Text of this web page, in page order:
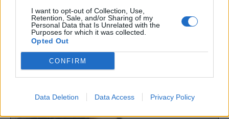
I want to opt-out of Collection, Use,
Retention, Sale, and/or Sharing of my
Personal Data that Is Unrelated with the
Purposes for which it was collected.
Opted Out
CONFIRM
Data Deletion Data Access Privacy Policy
ανοιχτή πλάτη, έναν ώμο ή διακριτικά cut-outs
δίνουν μια πιο fashion-forward πινελιά. Δες
παρακάτω τα αγαπημένα μας: